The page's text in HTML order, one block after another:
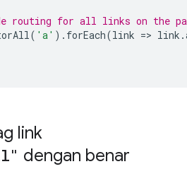
routing for all links on the
( 'a' ). forEach(link => link .
link
dengan benar